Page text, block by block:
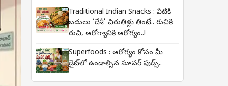
Traditional Indian Snacks : వీటికి
బదులు ‘దేశీ’ చిరుతిళ్లు తింటే.. రుచికి
రుచి, ఆరోగ్యానికి ఆరోగ్యం..!
Superfoods : ఆరోగ్యం కోసం మీ
డైట్‌లో ఉండాల్సిన సూపర్ ఫుడ్స్..